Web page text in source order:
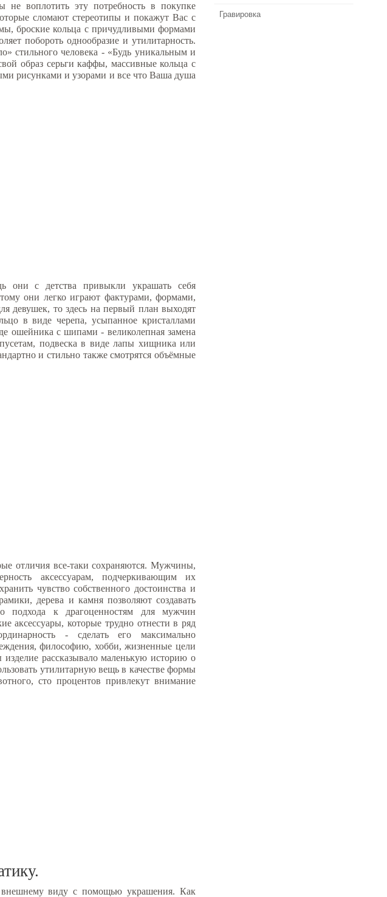
воплотить эту потребность в покупке
сломают стереотипы и покажут Вас с
броские кольца с причудливыми формами
побороть однообразие и утилитарность.
стильного человека - «Будь уникальным и
образ серьги каффы, массивные кольца с
рисунками и узорами и все что Ваша душа
они с детства привыкли украшать себя
они легко играют фактурами, формами,
девушек, то здесь на первый план выходят
в виде черепа, усыпанное кристаллами
ошейника с шипами - великолепная замена
подвеска в виде лапы хищника или
и стильно также смотрятся объёмные
отличия все-таки сохраняются. Мужчины,
аксессуарам, подчеркивающим их
чувство собственного достоинства и
дерева и камня позволяют создавать
подхода к драгоценностям для мужчин
аксессуары, которые трудно отнести в ряд
- сделать его максимально
философию, хобби, жизненные цели
изделие рассказывало маленькую историю о
утилитарную вещь в качестве формы
сто процентов привлекут внимание
внешнему виду с помощью украшения. Как
Гравировка